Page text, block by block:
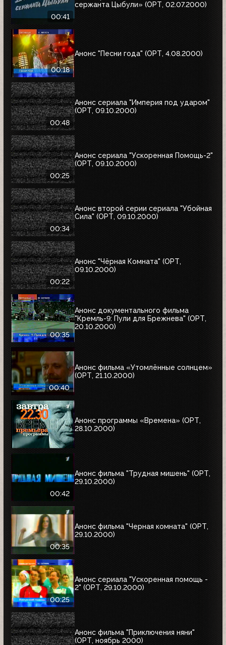
00:41
сержанта Цыбули» (ОРТ, 02.07.2000)
00:18
Анонс "Песни года" (ОРТ, 4.08.2000)
00:48
Анонс сериала "Империя под ударом"
(ОРТ, 09.10.2000)
00:25
Анонс сериала "Ускоренная Помощь-2"
(ОРТ, 09.10.2000)
00:34
Анонс второй серии сериала "Убойная
Сила" (ОРТ, 09.10.2000)
00:22
Анонс "Чёрная Комната" (ОРТ,
09.10.2000)
00:35
Анонс документального фильма
"Кремль-9: Пули для Брежнева" (ОРТ,
20.10.2000)
00:40
Анонс фильма «Утомлённые солнцем»
(ОРТ, 21.10.2000)
Анонс программы «Времена» (ОРТ,
28.10.2000)
00:42
Анонс фильма "Трудная мишень" (ОРТ,
29.10.2000)
00:35
Анонс фильма "Черная комната" (ОРТ,
29.10.2000)
00:25
Анонс сериала "Ускоренная помощь -
2" (ОРТ, 29.10.2000)
Анонс фильма "Приключения няни"
(ОРТ, ноябрь 2000)